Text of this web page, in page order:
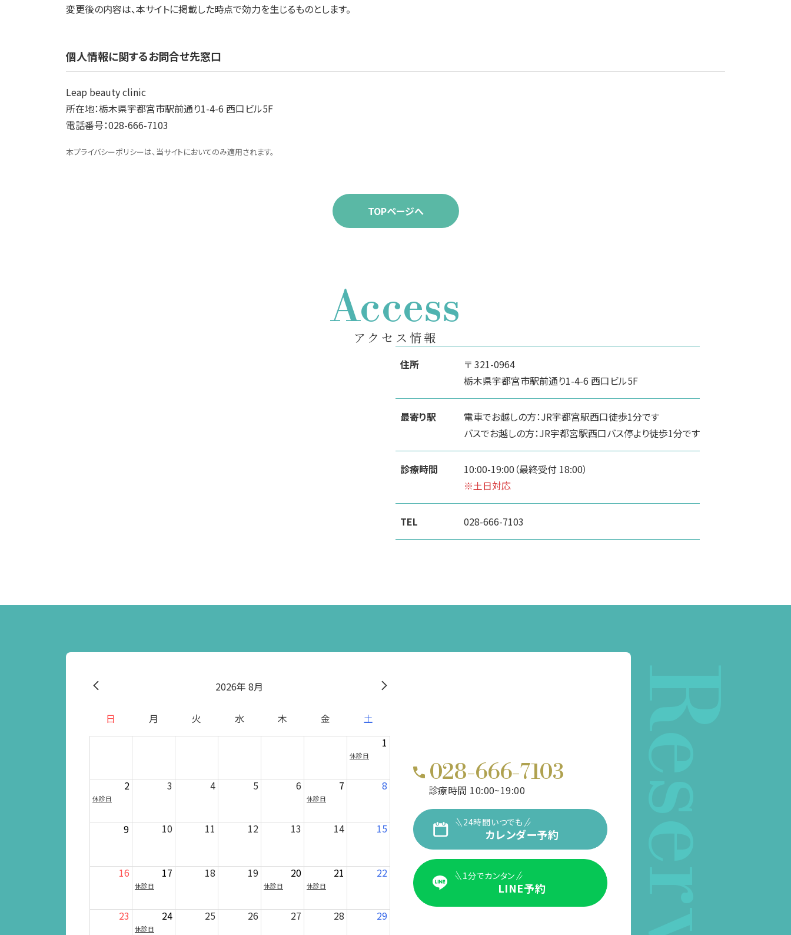
変更後の内容は、本サイトに掲載した時点で効力を生じるものとします。
個人情報に関するお問合せ先窓口
Leap beauty clinic
所在地：栃木県宇都宮市駅前通り1-4-6 西口ビル5F
電話番号：028-666-7103
本プライバシーポリシーは、当サイトにおいてのみ適用されます。
TOPページへ
Access
アクセス情報
住所
〒 321-0964
栃木県宇都宮市駅前通り1-4-6 西口ビル5F
最寄り駅
電車でお越しの方：JR宇都宮駅西口徒歩1分です
バスでお越しの方：JR宇都宮駅西口バス停より徒歩1分です
診療時間
10:00-19:00（最終受付 18:00）
※土日対応
TEL 028-666-7103
2026 8月
日 月 火 水 木 金
土
1
休診日
2
休診日
3 4 5 6 7
休診日
8
9 10 11 12 13 14 15
16 17
休診日
18 19 20
休診日
21
休診日
22
23 24
休診日
25 26 27 28 29
028-666-7103
診療時間 10:00~19:00
24時間いつでも
カレンダー予約
1分でカンタン
LINE予約